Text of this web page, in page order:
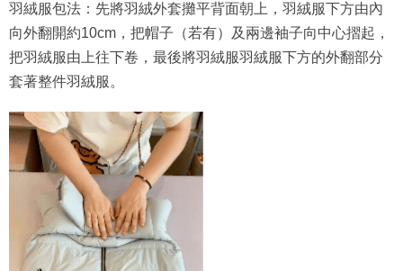
羽絨服包法：先將羽絨外套攤平背面朝上，羽絨服下方由內
向外翻開約10cm，把帽子（若有）及兩邊袖子向中心摺起，
把羽絨服由上往下卷，最後將羽絨服羽絨服下方的外翻部分
套著整件羽絨服。